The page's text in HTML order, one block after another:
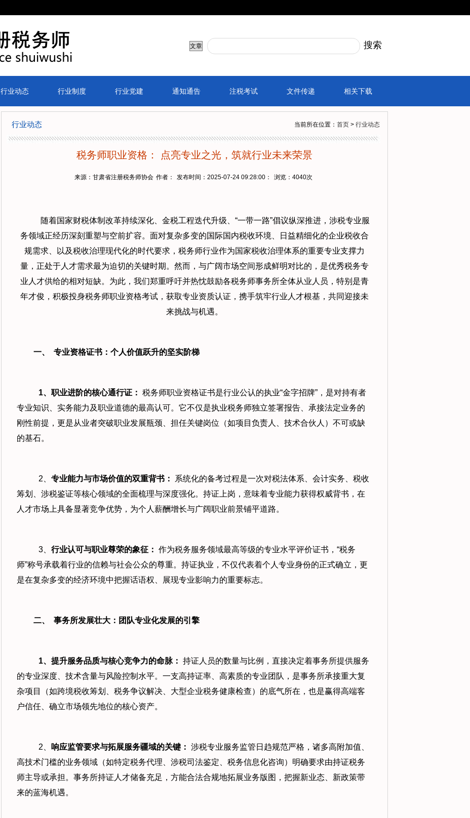
行业动态 行业制度 行业党建 通知通告 注税考试 文件传递 相关下载
行业动态 当前所在位置： 首页 > 行业动态
税务师职业资格： 点亮专业之光，筑就行业未来荣景
来源：甘肃省注册税务师协会 作者： 发布时间：2025-07-24 09:28:00： 浏览： 4040次
随着国家财税体制改革持续深化、金税工程迭代升级、“一带一路”倡议纵深推进，涉税专业服
务领域正经历深刻重塑与空前扩容。面对复杂多变的国际国内税收环境、日益精细化的企业税收合
规需求、以及税收治理现代化的时代要求，税务师行业作为国家税收治理体系的重要专业支撑力
量，正处于人才需求最为迫切的关键时期。然而，与广阔市场空间形成鲜明对比的，是优秀税务专
业人才供给的相对短缺。为此，我们郑重呼吁并热忱鼓励各税务师事务所全体从业人员，特别是青
年才俊，积极投身税务师职业资格考试，获取专业资质认证，携手筑牢行业人才根基，共同迎接未
来挑战与机遇。
一、 专业资格证书：个人价值跃升的坚实阶梯
1、职业进阶的核心通行证： 税务师职业资格证书是行业公认的执业“金字招牌”，是对持有者
专业知识、实务能力及职业道德的最高认可。它不仅是执业税务师独立签署报告、承接法定业务的
刚性前提，更是从业者突破职业发展瓶颈、担任关键岗位（如项目负责人、技术合伙人）不可或缺
的基石。
2、 专业能力与市场价值的双重背书：
系统化的备考过程是一次对税法体系、会计实务、税收
筹划、涉税鉴证等核心领域的全面梳理与深度强化。持证上岗，意味着专业能力获得权威背书，在
人才市场上具备显著竞争优势，为个人薪酬增长与广阔职业前景铺平道路。
3、 行业认可与职业尊荣的象征： 作为税务服务领域最高等级的专业水平评价证书，“税务
师”称号承载着行业的信赖与社会公众的尊重。持证执业，不仅代表着个人专业身份的正式确立，更
是在复杂多变的经济环境中把握话语权、展现专业影响力的重要标志。
二、 事务所发展壮大：团队专业化发展的引擎
1、提升服务品质与核心竞争力的命脉： 持证人员的数量与比例，直接决定着事务所提供服务
的专业深度、技术含量与风险控制水平。一支高持证率、高素质的专业团队，是事务所承接重大复
杂项目（如跨境税收筹划、税务争议解决、大型企业税务健康检查）的底气所在，也是赢得高端客
户信任、确立市场领先地位的核心资产。
2、 响应监管要求与拓展服务疆域的关键： 涉税专业服务监管日趋规范严格，诸多高附加值、
高技术门槛的业务领域（如特定税务代理、涉税司法鉴定、税务信息化咨询）明确要求由持证税务
师主导或承担。事务所持证人才储备充足，方能合法合规地拓展业务版图，把握新业态、新政策带
来的蓝海机遇。